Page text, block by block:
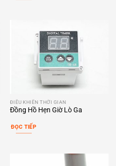
ĐIỀU KHIỂN THỜI GIAN
Đồng Hồ Hẹn Giờ Lò Ga
ĐỌC TIẾP